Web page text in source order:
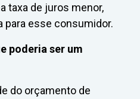
taxa de juros menor,
para esse consumidor.
poderia ser um
do orçamento de